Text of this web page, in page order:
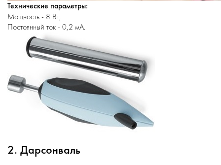
Технические параметры:
Мощность - 8 Вт;
Постоянный ток - 0,2 мА.
2. Дарсонваль